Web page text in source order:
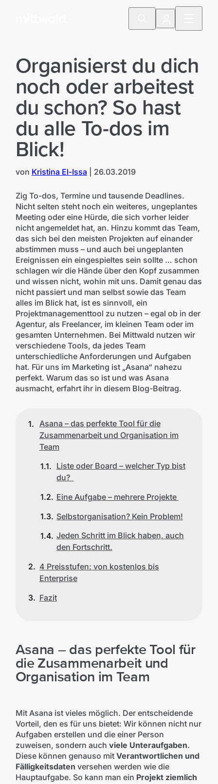
Organisierst du dich
noch oder arbeitest
du schon? So hast
du alle To-dos im
Blick!
von Kristina El-Issa 26.03.2019
©mittwald
Zig To-dos, Termine und tausende Deadlines.
Nicht selten steht noch ein weiteres, ungeplantes
Meeting oder eine Hürde, die sich vorher leider
nicht angemeldet hat, an. Hinzu kommt das Team,
das sich bei den meisten Projekten auf einander
abstimmen muss – und auch bei ungeplanten
Ereignissen ein eingespieltes sein sollte … schon
schlagen wir die Hände über den Kopf zusammen
und wissen nicht, wohin mit uns. Damit genau das
nicht passiert und man selbst sowie das Team
alles im Blick hat, ist es sinnvoll, ein
Projektmanagementtool zu nutzen – egal ob in der
Agentur, als Freelancer, im kleinen Team oder im
gesamten Unternehmen. Bei Mittwald nutzen wir
verschiedene Tools, da jedes Team
unterschiedliche Anforderungen und Aufgaben
hat. Für uns im Marketing ist „Asana“ nahezu
perfekt. Warum das so ist und was Asana
ausmacht, erfahrt ihr in diesem Blog-Beitrag.
Asana – das perfekte Tool für die
Zusammenarbeit und Organisation im
Team
Liste oder Board – welcher Typ bist
du?
Eine Aufgabe – mehrere Projekte
Selbstorganisation? Kein Problem!
Jeden Schritt im Blick haben, auch
den Fortschritt.
4 Preisstufen: von kostenlos bis
Enterprise
Fazit
Asana – das perfekte Tool für
die Zusammenarbeit und
Organisation im Team
Mit Asana ist vieles möglich. Der entscheidende
Vorteil, den es für uns bietet: Wir können nicht nur
Aufgaben erstellen und die einer Person
zuweisen, sondern auch viele Unteraufgaben.
Diese können genauso mit Verantwortlichen und
Fälligkeitsdaten versehen werden wie die
Hauptaufgabe. So kann man ein Projekt ziemlich